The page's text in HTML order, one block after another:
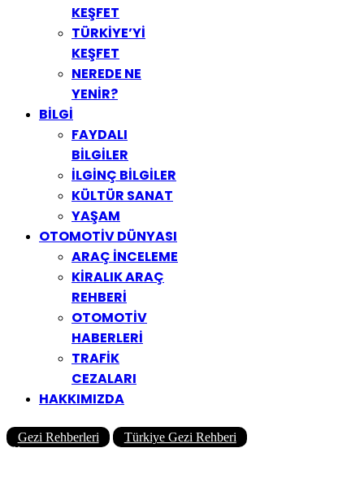
KEŞFET
TÜRKİYE’Yİ
KEŞFET
NEREDE NE
YENİR?
BİLGİ
FAYDALI
BİLGİLER
İLGİNÇ BİLGİLER
KÜLTÜR SANAT
YAŞAM
OTOMOTİV DÜNYASI
ARAÇ İNCELEME
KİRALIK ARAÇ
REHBERİ
OTOMOTİV
HABERLERİ
TRAFİK
CEZALARI
HAKKIMIZDA
Gezi Rehberleri Türkiye Gezi Rehberi